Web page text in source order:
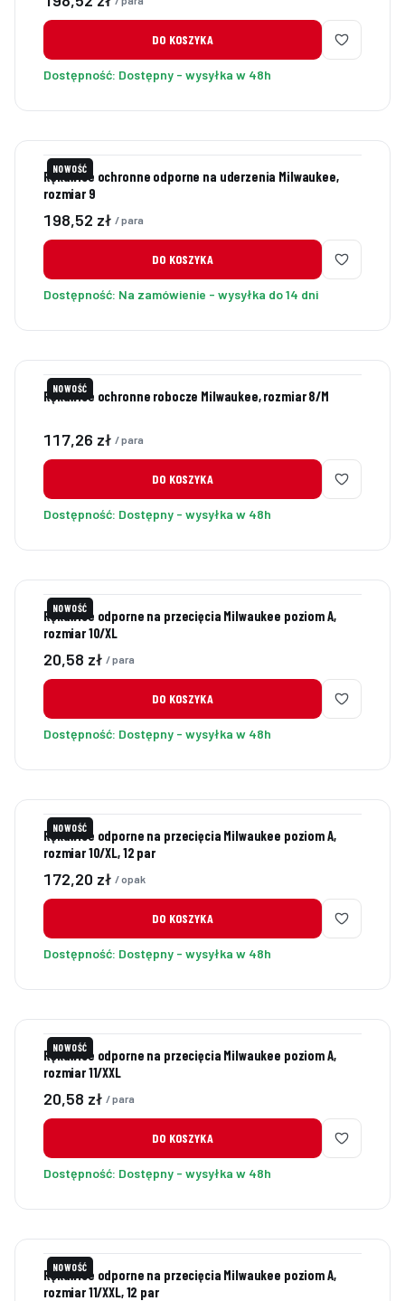
DO KOSZYKA
Dostępność: Dostępny - wysyłka w 48h
NOWOŚĆ
Rękawice ochronne odporne na uderzenia Milwaukee,
rozmiar 9
Cena
198,52 zł / para
DO KOSZYKA
Dostępność: Na zamówienie - wysyłka do 14 dni
NOWOŚĆ
Rękawice ochronne robocze Milwaukee, rozmiar 8/M
Cena
117,26 zł / para
DO KOSZYKA
Dostępność: Dostępny - wysyłka w 48h
NOWOŚĆ
Rękawice odporne na przecięcia Milwaukee poziom A,
rozmiar 10/XL
Cena
20,58 zł / para
DO KOSZYKA
Dostępność: Dostępny - wysyłka w 48h
NOWOŚĆ
Rękawice odporne na przecięcia Milwaukee poziom A,
rozmiar 10/XL, 12 par
Cena
172,20 zł / opak
DO KOSZYKA
Dostępność: Dostępny - wysyłka w 48h
NOWOŚĆ
Rękawice odporne na przecięcia Milwaukee poziom A,
rozmiar 11/XXL
Cena
20,58 zł / para
DO KOSZYKA
Dostępność: Dostępny - wysyłka w 48h
NOWOŚĆ
Rękawice odporne na przecięcia Milwaukee poziom A,
rozmiar 11/XXL, 12 par